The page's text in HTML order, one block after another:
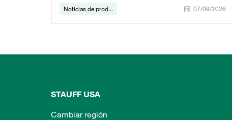
Noticias de prod... 07/09/2026
STAUFF USA
Cambiar región